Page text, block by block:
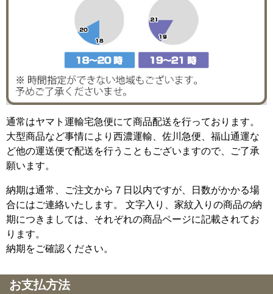
通常はヤマト運輸宅急便にて商品配送を行っております。
大型商品など事情により西濃運輸、佐川急便、福山通運な
ど他の運送便で配送を行うこともございますので、ご了承
願います。
納期は通常、ご注文から７日以内ですが、日数がかかる場
合にはご連絡いたします。 文字入り、家紋入りの商品の納
期につきましては、それぞれの商品ページに記載されてお
ります。
納期をご確認ください。
お支払方法